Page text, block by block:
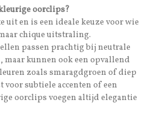
oorclips?
uit en is een ideale keuze voor wie
chique uitstraling.
passen prachtig bij neutrale
kunnen ook een opvallend
zoals smaragdgroen of diep
subtiele accenten of een
oorclips voegen altijd elegantie